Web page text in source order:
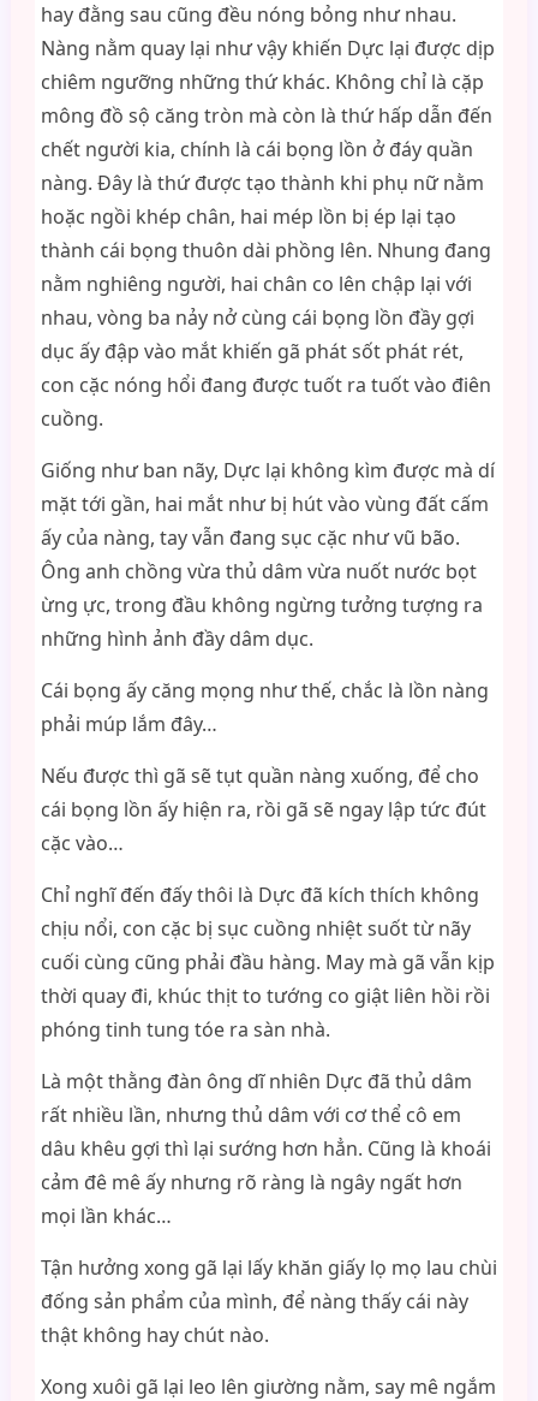
hay đằng sau cũng đều nóng bỏng như nhau.
Nàng nằm quay lại như vậy khiến Dực lại được dịp
chiêm ngưỡng những thứ khác. Không chỉ là cặp
mông đồ sộ căng tròn mà còn là thứ hấp dẫn đến
chết người kia, chính là cái bọng lồn ở đáy quần
nàng. Đây là thứ được tạo thành khi phụ nữ nằm
hoặc ngồi khép chân, hai mép lồn bị ép lại tạo
thành cái bọng thuôn dài phồng lên. Nhung đang
nằm nghiêng người, hai chân co lên chập lại với
nhau, vòng ba nảy nở cùng cái bọng lồn đầy gợi
dục ấy đập vào mắt khiến gã phát sốt phát rét,
con cặc nóng hổi đang được tuốt ra tuốt vào điên
cuồng.
Giống như ban nãy, Dực lại không kìm được mà dí
mặt tới gần, hai mắt như bị hút vào vùng đất cấm
ấy của nàng, tay vẫn đang sục cặc như vũ bão.
Ông anh chồng vừa thủ dâm vừa nuốt nước bọt
ừng ực, trong đầu không ngừng tưởng tượng ra
những hình ảnh đầy dâm dục.
Cái bọng ấy căng mọng như thế, chắc là lồn nàng
phải múp lắm đây…
Nếu được thì gã sẽ tụt quần nàng xuống, để cho
cái bọng lồn ấy hiện ra, rồi gã sẽ ngay lập tức đút
cặc vào…
Chỉ nghĩ đến đấy thôi là Dực đã kích thích không
chịu nổi, con cặc bị sục cuồng nhiệt suốt từ nãy
cuối cùng cũng phải đầu hàng. May mà gã vẫn kịp
thời quay đi, khúc thịt to tướng co giật liên hồi rồi
phóng tinh tung tóe ra sàn nhà.
Là một thằng đàn ông dĩ nhiên Dực đã thủ dâm
rất nhiều lần, nhưng thủ dâm với cơ thể cô em
dâu khêu gợi thì lại sướng hơn hẳn. Cũng là khoái
cảm đê mê ấy nhưng rõ ràng là ngây ngất hơn
mọi lần khác…
Tận hưởng xong gã lại lấy khăn giấy lọ mọ lau chùi
đống sản phẩm của mình, để nàng thấy cái này
thật không hay chút nào.
Xong xuôi gã lại leo lên giường nằm, say mê ngắm